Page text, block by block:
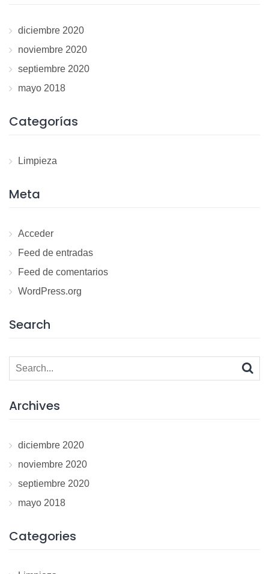
diciembre 2020
noviembre 2020
septiembre 2020
mayo 2018
Categorías
Limpieza
Meta
Acceder
Feed de entradas
Feed de comentarios
WordPress.org
Search
Search
for:
Archives
diciembre 2020
noviembre 2020
septiembre 2020
mayo 2018
Categories